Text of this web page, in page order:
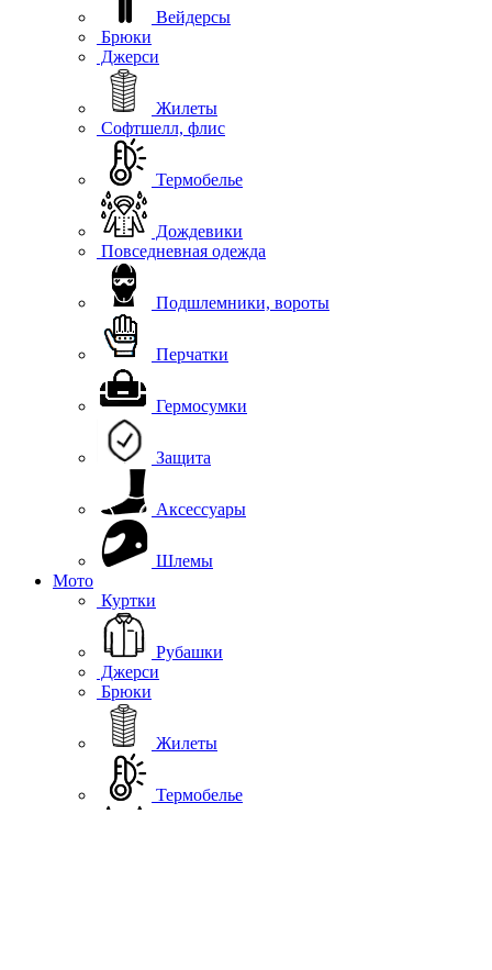
Вейдерсы
Брюки
Джерси
Жилеты
Софтшелл, флис
Термобелье
Дождевики
Повседневная одежда
Подшлемники, вороты
Перчатки
Гермосумки
Защита
Аксессуары
Шлемы
Мото
Куртки
Рубашки
Джерси
Брюки
Жилеты
Термобелье